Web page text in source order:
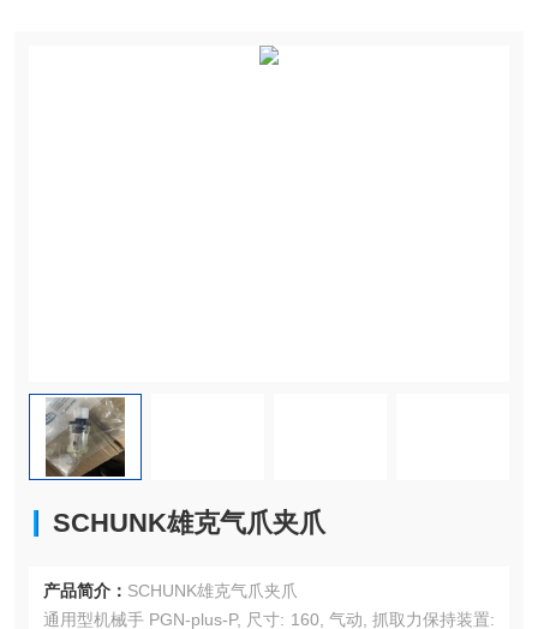
SCHUNK雄克气爪夹爪
产品简介： SCHUNK雄克气爪夹爪
通用型机械手 PGN-plus-P, 尺寸: 160, 气动, 抓取力保持装置: